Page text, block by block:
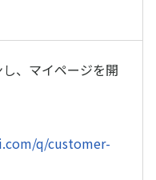
、マイページを開
q/customer-